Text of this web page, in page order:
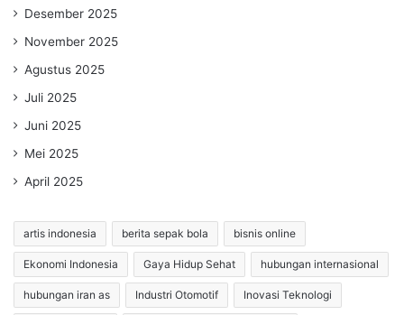
Desember 2025
November 2025
Agustus 2025
Juli 2025
Juni 2025
Mei 2025
April 2025
artis indonesia berita sepak bola bisnis online
Ekonomi Indonesia Gaya Hidup Sehat hubungan internasional
hubungan iran as Industri Otomotif Inovasi Teknologi